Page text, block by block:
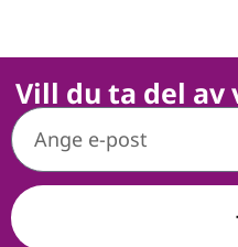
Vill du ta del av